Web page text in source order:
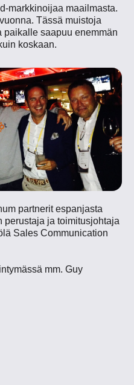
markkinoijaa maailmasta.
Tässä muistoja
paikalle saapuu enemmän
koskaan.
partnerit espanjasta
perustaja ja toimitusjohtaja
Sales Communication
mm. Guy